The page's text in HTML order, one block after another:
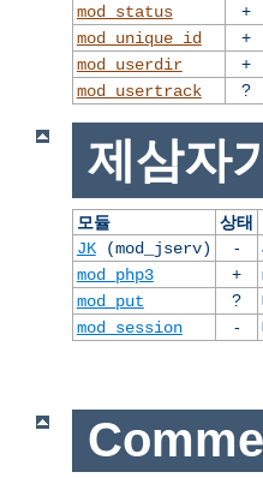
mod_status
+
mod_unique_id
+
mod_userdir
+
mod_usertrack
?
제삼자
모듈 상태
JK(mod_jserv) -
mod_php3
+
mod_put
?
mod_session
-